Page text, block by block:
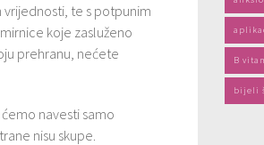
vrijednosti, te s potpunim
koje zasluženo
prehranu, nećete
navesti samo
nisu skupe.
B
bijeli